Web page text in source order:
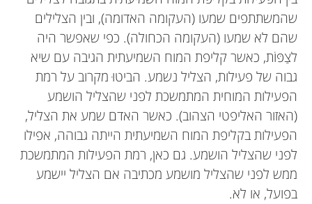
שהמשתתפים שמעו (העקומה האדומה), ובין הצלילים
שהם לא שמעו (העקומה הכחולה). כפי שאפשר היה
לצַפּוֹת, כאשר קליפת המוח השמיעתית הגיבה עם שיא
גבוה של פעילות, הצליל נשמע. הביטוּ מקרוב על רמת
הפעילות המוחית המתמשכת לפני שהצליל הושמע
(האזור האליפטי הצהוב). כאשר האדם שמע את הצליל,
הפעילות בקליפת המוח השמיעתית הייתה גבוהה, אפילו
לפני שהצליל הושמע. גם כאן, רמת הפעילות המתמשכת
ממש לפני שהצליל מושמע מכתיבה אם הצליל יישמע
בפועל, או לא.